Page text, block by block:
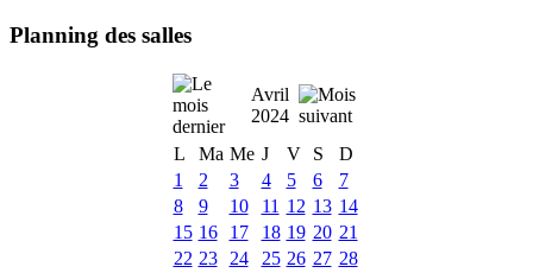
Planning des salles
Avril
2024
L
Ma Me J V S
D
1
2 3 4 5 6
7
8
9 10 11 12 13 14
15 16 17 18 19 20 21
22 23 24 25 26 27 28